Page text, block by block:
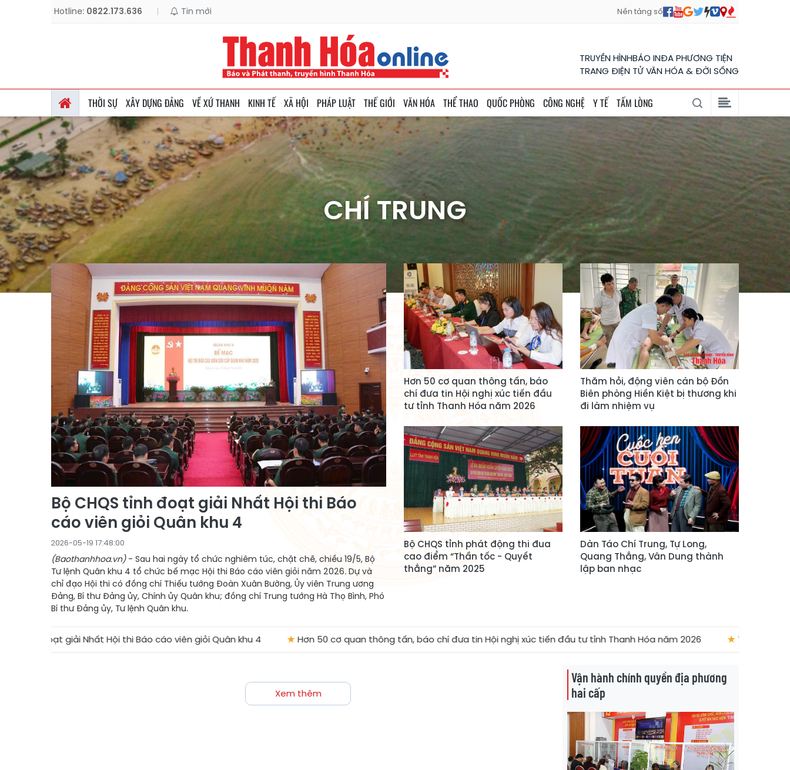
Hotline: 0822.173.636 | Tin mới Nền tảng số
TRUYỀN HÌNHBÁO INĐA PHƯƠNG TIỆN
TRANG ĐIỆN TỬ VĂN HÓA & ĐỜI SỐNG
THỜI SỰ XÂY DỰNG ĐẢNG VỀ XỨ THANH KINH TẾ XÃ HỘI PHÁP LUẬT THẾ GIỚI VĂN HÓA THỂ THAO QUỐC PHÒNG CÔNG NGHỆ Y TẾ TẤM LÒNG
CHÍ TRUNG
Bộ CHQS tỉnh đoạt giải Nhất Hội thi Báo
cáo viên giỏi Quân khu 4
2026-05-19 17:48:00
(Baothanhhoa.vn)- ​Sau hai ngày tổ chức nghiêm túc, chặt chẽ, chiều 19/5, Bộ
Tư lệnh Quân khu 4 tổ chức bế mạc Hội thi Báo cáo viên giỏi năm 2026. Dự và
chỉ đạo Hội thi có đồng chí Thiếu tướng Đoàn Xuân Bường, Ủy viên Trung ương
Đảng, Bí thư Đảng ủy, Chính ủy Quân khu; đồng chí Trung tướng Hà Thọ Bình, Phó
Bí thư Đảng ủy, Tư lệnh Quân khu.
Hơn 50 cơ quan thông tấn, báo
chí đưa tin Hội nghị xúc tiến đầu
tư tỉnh Thanh Hóa năm 2026
Thăm hỏi, động viên cán bộ Đồn
Biên phòng Hiền Kiệt bị thương khi
đi làm nhiệm vụ
Bộ CHQS tỉnh phát động thi đua
cao điểm “Thần tốc - Quyết
thắng” năm 2025
Dàn Táo Chí Trung, Tự Long,
Quang Thắng, Vân Dung thành
lập ban nhạc
tỉnh đoạt giải Nhất Hội thi Báo cáo viên giỏi Quân khu 4 Hơn 50 cơ quan thông tấn, báo chí đưa tin Hội nghị xúc tiến đầu tư tỉnh Thanh Hóa năm 2026 Thăm hỏi,
Xem thêm
Vận hành chính quyền địa phương
hai cấp